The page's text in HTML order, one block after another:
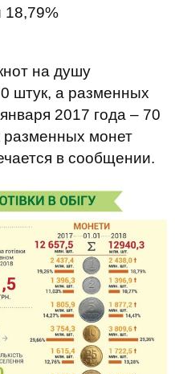
18,79%
на душу
штук, а разменных
2017 года – 70
разменных монет
в сообщении.